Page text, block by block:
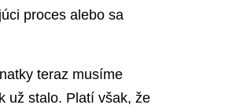
proces alebo sa
teraz musíme
už stalo. Platí však, že